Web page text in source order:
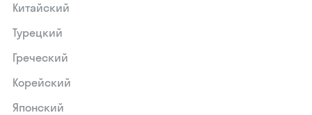
Китайский
Турецкий
Греческий
Корейский
Японский